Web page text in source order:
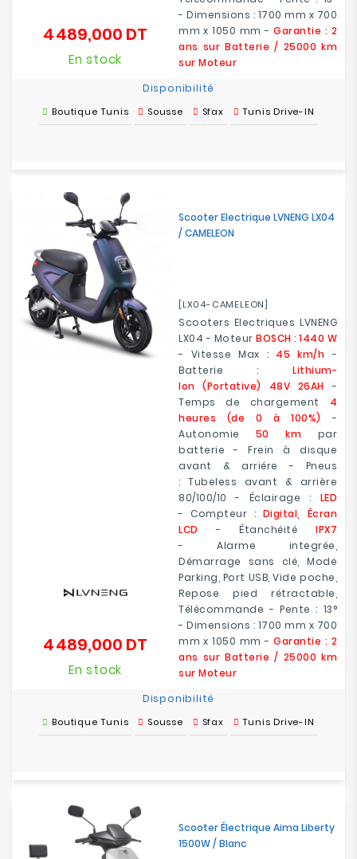
- Dimensions : 1700 mm x 700
mm x 1050 mm -Garantie : 2
ans sur Batterie / 25000 km
sur Moteur
4 489,000 DT
En stock
Disponibilité
Boutique Tunis Sousse Sfax Tunis Drive-IN
Scooter Electrique LVNENG LX04
/ CAMELEON
[LX04-CAMELEON]
Scooters Electriques LVNENG
LX04 - Moteur BOSCH : 1440 W
- Vitesse Max : 45 km/h -
Batterie : Lithium-
Ion (Portative) 48V 26AH -
Temps de chargement 4
heures (de 0 à 100%)
-
Autonomie 50 km par
batterie - Frein à disque
avant & arriére - Pneus
: Tubeless avant & arrière
80/100/10 - Éclairage : LED
- Compteur : Digital, Écran
LCD - Étanchéité IPX7
- Alarme integrée,
Démarrage sans clé, Mode
Parking, Port USB, Vide poche,
Repose pied rétractable,
Télécommande - Pente : 13°
- Dimensions : 1700 mm x 700
mm x 1050 mm -Garantie : 2
ans sur Batterie / 25000 km
sur Moteur
4 489,000 DT
En stock
Disponibilité
Boutique Tunis Sousse Sfax Tunis Drive-IN
Scooter Électrique Aima Liberty
1500W / Blanc